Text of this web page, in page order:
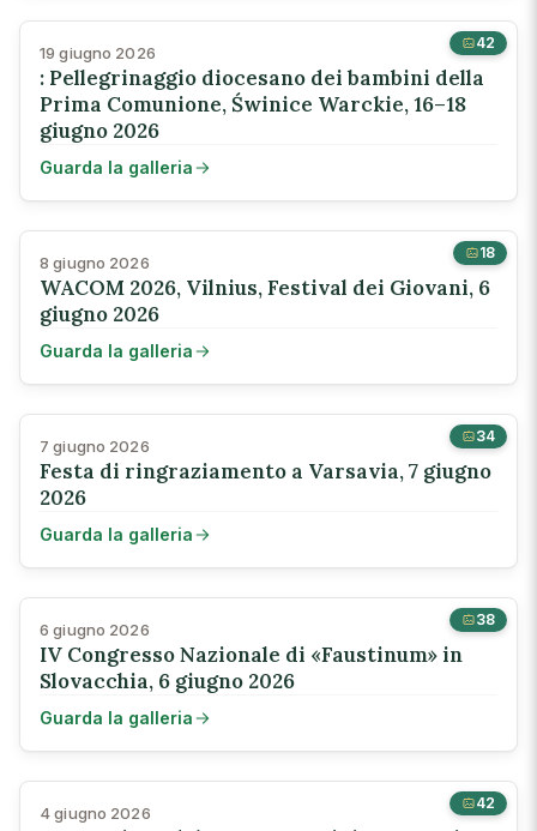
42
19 giugno 2026
: Pellegrinaggio diocesano dei bambini della
Prima Comunione, Świnice Warckie, 16–18
giugno 2026
Guarda la galleria
18
8 giugno 2026
WACOM 2026, Vilnius, Festival dei Giovani, 6
giugno 2026
Guarda la galleria
34
7 giugno 2026
Festa di ringraziamento a Varsavia, 7 giugno
2026
Guarda la galleria
38
6 giugno 2026
IV Congresso Nazionale di «Faustinum» in
Slovacchia, 6 giugno 2026
Guarda la galleria
42
4 giugno 2026